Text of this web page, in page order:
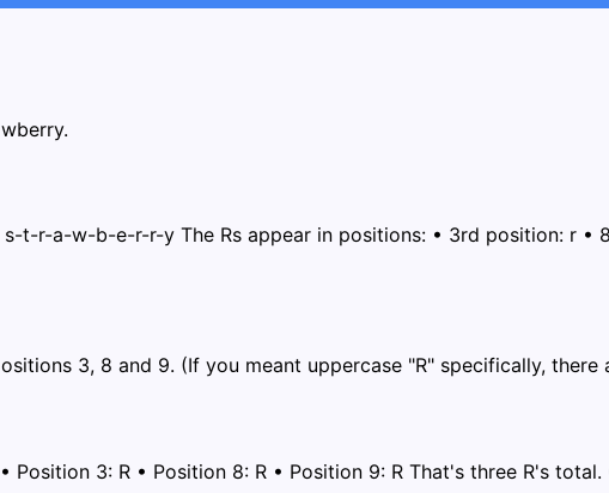
t-r-a-w-b-e-r-r-y The Rs appear in positions: • 3rd position: r •
3, 8 and 9. (If you meant uppercase "R" specifically,
Position 3: R • Position 8: R • Position 9: R That's three R's